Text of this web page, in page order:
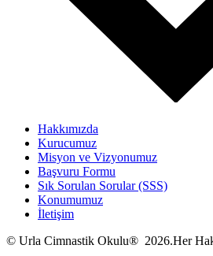
Hakkımızda
Kurucumuz
Misyon ve Vizyonumuz
Başvuru Formu
Sık Sorulan Sorular (SSS)
Konumumuz
İletişim
© Urla Cimnastik Okulu® 2026.Her